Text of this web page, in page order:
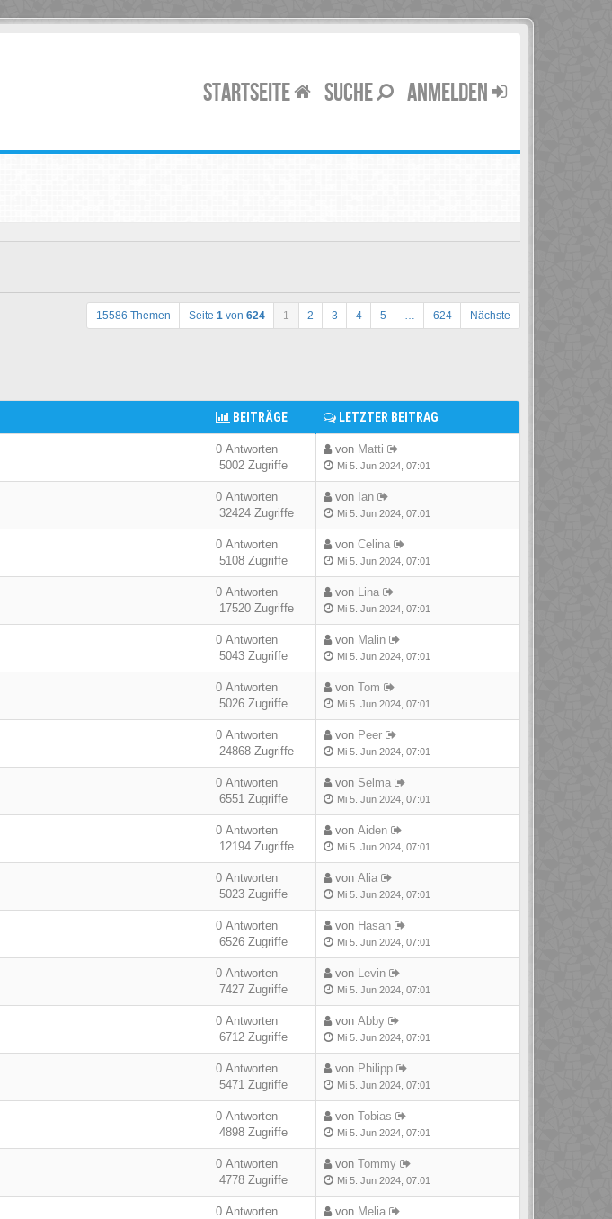
STARTSEITE SUCHE ANMELDEN
15586 Themen Seite 1 von 624 1 2 3 4 5 … 624 Nächste
BEITRÄGE LETZTER BEITRAG
0 Antworten
5002 Zugriffe
von Matti
Mi 5. Jun 2024, 07:01
0 Antworten
32424 Zugriffe
von Ian
Mi 5. Jun 2024, 07:01
0 Antworten
5108 Zugriffe
von Celina
Mi 5. Jun 2024, 07:01
0 Antworten
17520 Zugriffe
von Lina
Mi 5. Jun 2024, 07:01
0 Antworten
5043 Zugriffe
von Malin
Mi 5. Jun 2024, 07:01
0 Antworten
5026 Zugriffe
von Tom
Mi 5. Jun 2024, 07:01
0 Antworten
24868 Zugriffe
von Peer
Mi 5. Jun 2024, 07:01
0 Antworten
6551 Zugriffe
von Selma
Mi 5. Jun 2024, 07:01
0 Antworten
12194 Zugriffe
von Aiden
Mi 5. Jun 2024, 07:01
0 Antworten
5023 Zugriffe
von Alia
Mi 5. Jun 2024, 07:01
0 Antworten
6526 Zugriffe
von Hasan
Mi 5. Jun 2024, 07:01
0 Antworten
7427 Zugriffe
von Levin
Mi 5. Jun 2024, 07:01
0 Antworten
6712 Zugriffe
von Abby
Mi 5. Jun 2024, 07:01
0 Antworten
5471 Zugriffe
von Philipp
Mi 5. Jun 2024, 07:01
0 Antworten
4898 Zugriffe
von Tobias
Mi 5. Jun 2024, 07:01
0 Antworten
4778 Zugriffe
von Tommy
Mi 5. Jun 2024, 07:01
0 Antworten
von Melia